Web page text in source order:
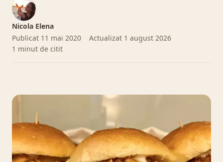
Nicola Elena
Publicat 11 mai 2020 Actualizat 1 august 2026
1 minut de citit